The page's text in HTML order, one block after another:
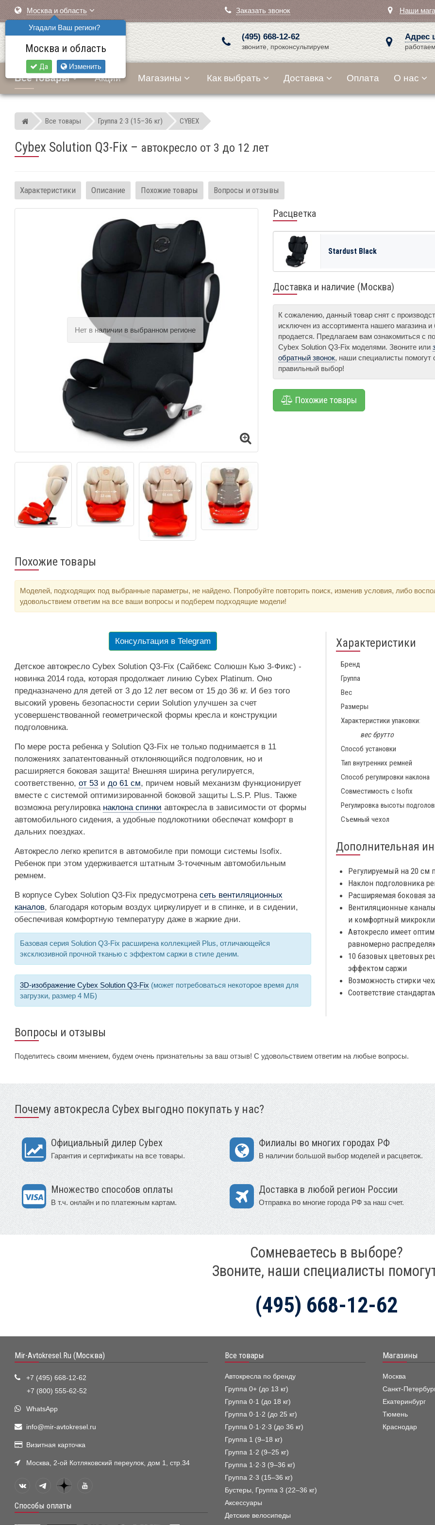
Москва и область
Угадали Ваш регион?
Москва и область
Да Изменить
Заказать звонок Наши
(495) 668-12-62
звоните, проконсультируем
Адрес
Все товары Акции Магазины Как выбрать Доставка Оплата О нас
Мир детских автокресел
Все товары Группа 2·3 (15–36 кг) CYBEX
Cybex Solution Q3-Fix – автокресло от 3 до 12 лет
Характеристики Описание Похожие товары Вопросы и отзывы
Расцветка
Stardust Black
Доставка и наличие (Москва)
К сожалению, данный товар снят с
исключен из ассортимента нашего магазина
продается. Предлагаем вам ознакомиться с
Cybex Solution Q3-Fix моделями. Звоните или
обратный звонок, наши специалисты помогут
правильный выбор!
Похожие товары
Похожие товары
Моделей, подходящих под выбранные параметры, не найдено. Попробуйте повторить поиск, изменив условия, либо
удовольствием ответим на все ваши вопросы и подберем подходящие модели!
Консультация в Telegram
Детское автокресло Cybex Solution Q3-Fix (Сайбекс Солюшн Кью 3-Фикс) -
новинка 2014 года, которая продолжает линию Cybex Platinum. Оно
предназначено для детей от 3 до 12 лет весом от 15 до 36 кг. И без того
высокий уровень безопасности серии Solution улучшен за счет
усовершенствованной геометрической формы кресла и конструкции
подголовника.
По мере роста ребенка у Solution Q3-Fix не только поднимается в 11
положениях запатентованный отклоняющийся подголовник, но и
расширяется боковая защита! Внешняя ширина регулируется,
соответственно, от 53 и до 61 см, причем новый механизм функционирует
вместе с системой оптимизированной боковой защиты L.S.P. Plus. Также
возможна регулировка наклона спинки автокресла в зависимости от формы
автомобильного сидения, а удобные подлокотники обеспечат комфорт в
дальних поездках.
Автокресло легко крепится в автомобиле при помощи системы Isofix.
Ребенок при этом удерживается штатным 3-точечным автомобильным
ремнем.
В корпусе Cybex Solution Q3-Fix предусмотрена сеть вентиляционных
каналов, благодаря которым воздух циркулирует и в спинке, и в сидении,
обеспечивая комфортную температуру даже в жаркие дни.
Базовая серия Solution Q3-Fix расширена коллекцией Plus, отличающейся
эксклюзивной прочной тканью с эффектом саржи в стиле деним.
3D-изображение Cybex Solution Q3-Fix (может потребоваться некоторое время для
загрузки, размер 4 МБ)
Характеристики
Бренд
Группа
Вес
Размеры
Характеристики упаковки:
вес брутто
Способ установки
Тип внутренних ремней
Способ регулировки наклона
Совместимость с Isofix
Регулировка высоты
Съемный чехол
Дополнительная
Регулируемый на 20 см
Наклон подголовника
Расширяемая боковая
Вентиляционные
и комфортный
Автокресло имеет
равномерно
10 базовых цветовых
эффектом саржи
Возможность стирки
Соответствие
Вопросы и отзывы
Поделитесь своим мнением, будем очень признательны за ваш отзыв! С удовольствием ответим на любые вопросы.
Почему автокресла Cybex выгодно покупать у нас?
Официальный дилер Cybex
Гарантия и сертификаты на все товары.
Филиалы во многих городах РФ
В наличии большой выбор моделей и расцветок.
Множество способов оплаты
В т.ч. онлайн и по платежным картам.
Доставка в любой регион России
Отправка во многие города РФ за наш счет.
Сомневаетесь в выборе?
Звоните, наши специалисты
(495) 668-12-62
Mir-Avtokresel.Ru (Москва)
+7 (495) 668-12-62
+7 (800) 555-62-52
WhatsApp
info@mir-avtokresel.ru
Визитная карточка
Москва, 2-ой Котляковский переулок, дом 1, стр.34
Способы оплаты
Все товары
Автокресла по бренду
Группа 0+ (до 13 кг)
Группа 0·1 (до 18 кг)
Группа 0·1·2 (до 25 кг)
Группа 0·1·2·3 (до 36 кг)
Группа 1 (9–18 кг)
Группа 1·2 (9–25 кг)
Группа 1·2·3 (9–36 кг)
Группа 2·3 (15–36 кг)
Бустеры, Группа 3 (22–36 кг)
Аксессуары
Детские велосипеды
Магазины
Москва
Санкт-
Екатеринбург
Тюмень
Краснодар